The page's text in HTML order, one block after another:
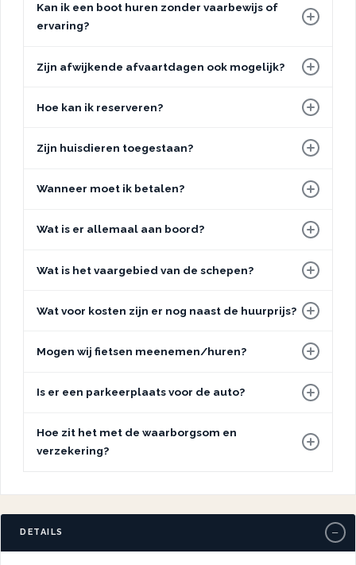
DETAILS −
Kan ik een boot huren zonder vaarbewijs of
ervaring?
Zijn afwijkende afvaartdagen ook mogelijk?
Hoe kan ik reserveren?
Zijn huisdieren toegestaan?
Wanneer moet ik betalen?
Wat is er allemaal aan boord?
Wat is het vaargebied van de schepen?
Wat voor kosten zijn er nog naast de huurprijs?
Mogen wij fietsen meenemen/huren?
Is er een parkeerplaats voor de auto?
Hoe zit het met de waarborgsom en
verzekering?